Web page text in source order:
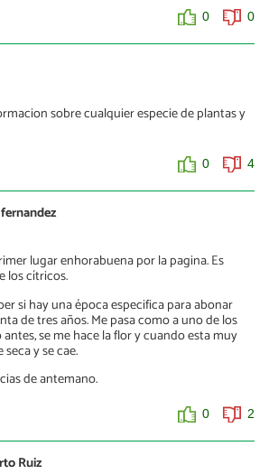
0 0
sobre cualquier especie de plantas y
0 4
lugar enhorabuena por la pagina. Es
los cítricos.
si hay una época especifica para abonar
de tres años. Me pasa como a uno de los
se me hace la flor y cuando esta muy
y se cae.
de antemano.
0 2
Ruiz